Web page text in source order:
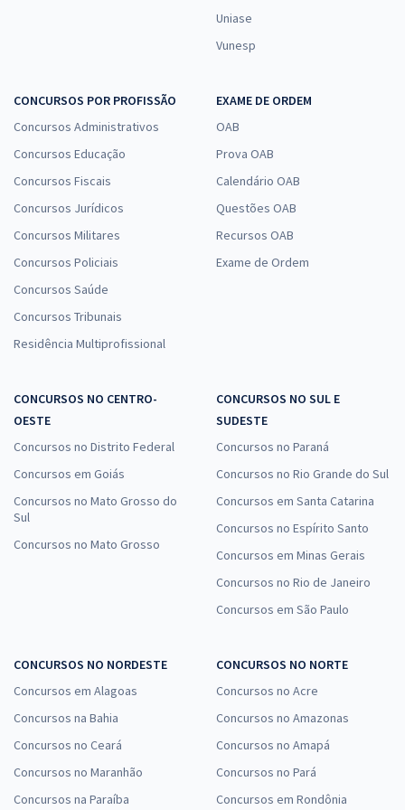
Uniase
Vunesp
CONCURSOS POR PROFISSÃO
Concursos Administrativos
Concursos Educação
Concursos Fiscais
Concursos Jurídicos
Concursos Militares
Concursos Policiais
Concursos Saúde
Concursos Tribunais
Residência Multiprofissional
EXAME DE ORDEM
OAB
Prova OAB
Calendário OAB
Questões OAB
Recursos OAB
Exame de Ordem
CONCURSOS NO CENTRO-
OESTE
Concursos no Distrito Federal
Concursos em Goiás
Concursos no Mato Grosso do
Sul
Concursos no Mato Grosso
CONCURSOS NO SUL E
SUDESTE
Concursos no Paraná
Concursos no Rio Grande do Sul
Concursos em Santa Catarina
Concursos no Espírito Santo
Concursos em Minas Gerais
Concursos no Rio de Janeiro
Concursos em São Paulo
CONCURSOS NO NORDESTE
Concursos em Alagoas
Concursos na Bahia
Concursos no Ceará
Concursos no Maranhão
Concursos na Paraíba
CONCURSOS NO NORTE
Concursos no Acre
Concursos no Amazonas
Concursos no Amapá
Concursos no Pará
Concursos em Rondônia